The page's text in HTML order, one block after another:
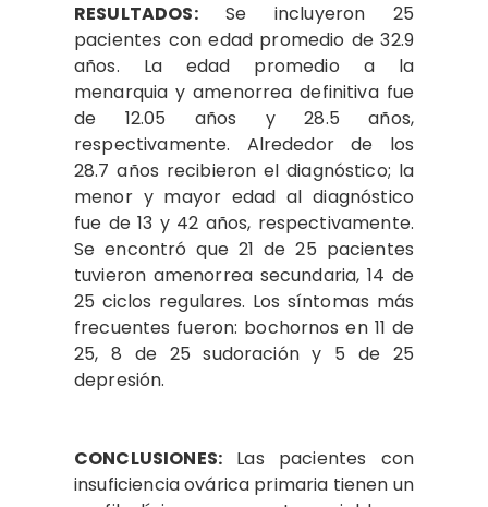
RESULTADOS:Se incluyeron 25
pacientes con edad promedio de 32.9
años. La edad promedio a la
menarquia y amenorrea definitiva fue
de 12.05 años y 28.5 años,
respectivamente. Alrededor de los
28.7 años recibieron el diagnóstico; la
menor y mayor edad al diagnóstico
fue de 13 y 42 años, respectivamente.
Se encontró que 21 de 25 pacientes
tuvieron amenorrea secundaria, 14 de
25 ciclos regulares. Los síntomas más
frecuentes fueron: bochornos en 11 de
25, 8 de 25 sudoración y 5 de 25
depresión.
CONCLUSIONES:Las pacientes con
insuficiencia ovárica primaria tienen un